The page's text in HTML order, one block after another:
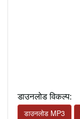
डाउनलोड विकल्प:
डाउनलोड MP3